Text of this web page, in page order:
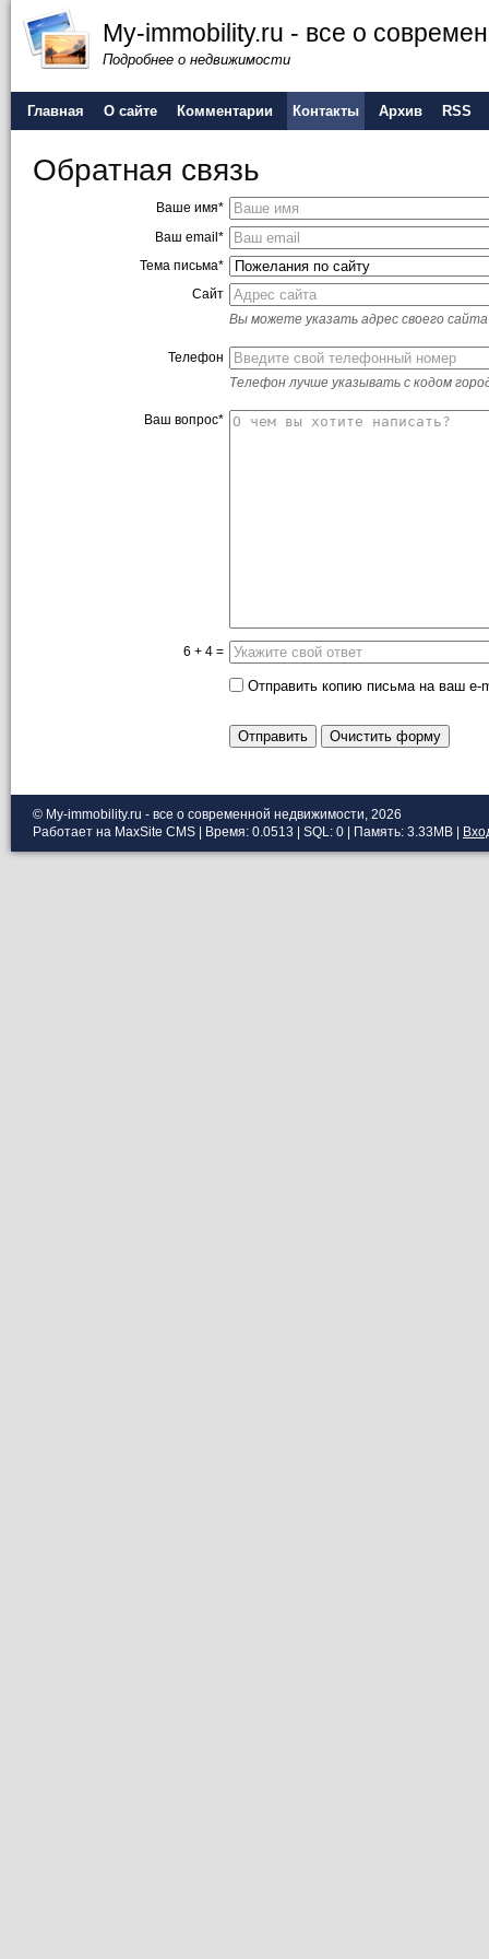
My-immobility.ru - все о
Подробнее о недвижимости
Главная О сайте Комментарии Контакты Архив RSS
Обратная связь
Ваше имя*
Ваш email*
Тема письма*
Сайт
Вы можете указать адрес своего
Телефон
Телефон лучше указывать с кодом
Ваш вопрос*
6 + 4 =
Отправить копию письма на ваш e-
Отправить Очистить форму
© My-immobility.ru - все о современной недвижимости, 2026
Работает на MaxSite CMS | Время: 0.0513 | SQL: 0 | Память: 3.33MB